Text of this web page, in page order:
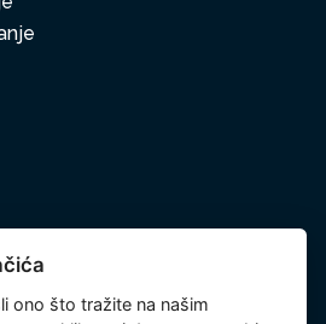
obrađivanih podataka
ono što tražite na našim